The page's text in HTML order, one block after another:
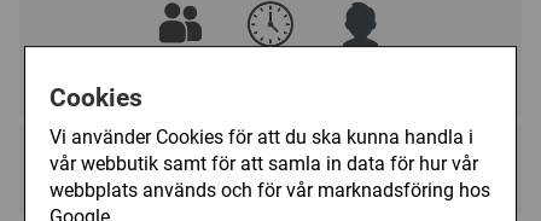
Cookies
Vi använder Cookies för att du ska kunna handla i
vår webbutik samt för att samla in data för hur vår
webbplats används och för vår marknadsföring hos
Regelspråk:
★★★★★★★★★★
★★★★★★★★★★